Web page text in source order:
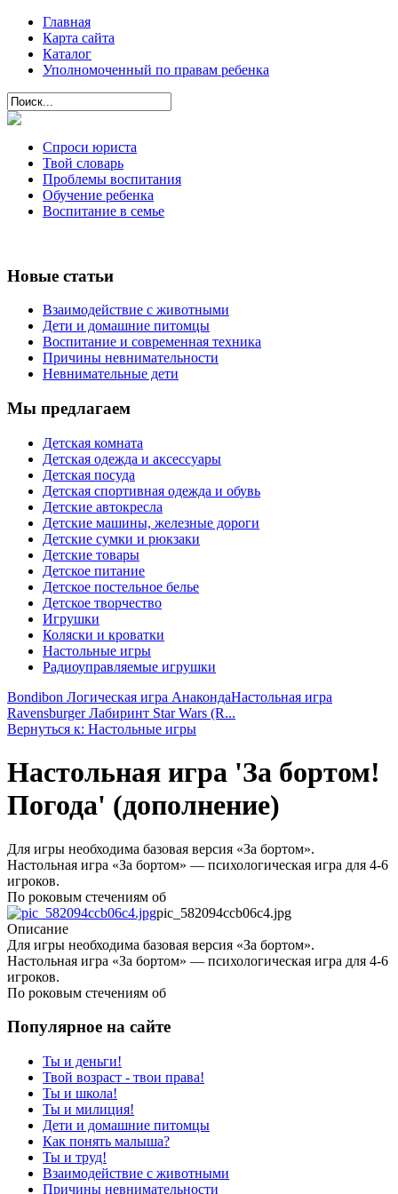
Главная
Карта сайта
Каталог
Уполномоченный по правам ребенка
Спроси юриста
Твой словарь
Проблемы воспитания
Обучение ребенка
Воспитание в семье
Новые статьи
Взаимодействие с животными
Дети и домашние питомцы
Воспитание и современная техника
Причины невнимательности
Невнимательные дети
Мы предлагаем
Детская комната
Детская одежда и аксессуары
Детская посуда
Детская спортивная одежда и обувь
Детские автокресла
Детские машины, железные дороги
Детские сумки и рюкзаки
Детские товары
Детское питание
Детское постельное белье
Детское творчество
Игрушки
Коляски и кроватки
Настольные игры
Радиоуправляемые игрушки
Bondibon Логическая игра АнакондаНастольная игра
Ravensburger Лабиринт Star Wars (R...
Вернуться к: Настольные игры
Настольная игра 'За бортом!
Погода' (дополнение)
Для игры необходима базовая версия «За бортом».
Настольная игра «За бортом» — психологическая игра для 4-6
игроков.
По роковым стечениям об
pic_582094ccb06c4.jpg
Описание
Для игры необходима базовая версия «За бортом».
Настольная игра «За бортом» — психологическая игра для 4-6
игроков.
По роковым стечениям об
Популярное на сайте
Ты и деньги!
Твой возраст - твои права!
Ты и школа!
Ты и милиция!
Дети и домашние питомцы
Как понять малыша?
Ты и труд!
Взаимодействие с животными
Причины невнимательности